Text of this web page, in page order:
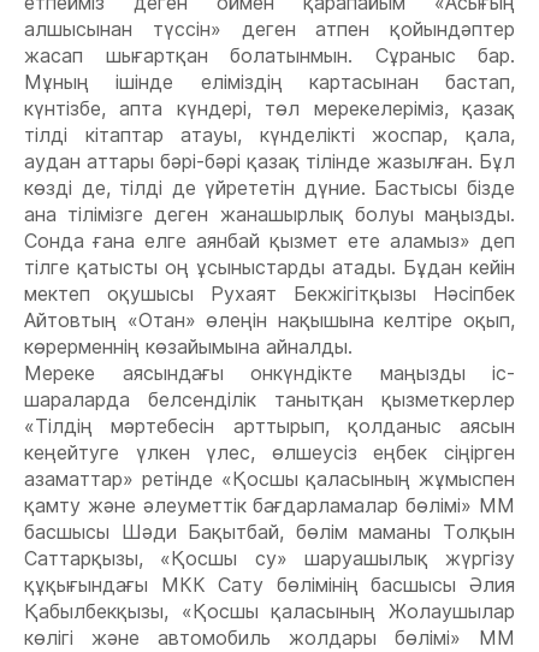
алшысынан түссін» деген атпен қойындәптер
жасап шығартқан болатынмын. Сұраныс бар.
Мұның ішінде еліміздің картасынан бастап,
күнтізбе, апта күндері, төл мерекелеріміз, қазақ
тілді кітаптар атауы, күнделікті жоспар, қала,
аудан аттары бәрі-бәрі қазақ тілінде жазылған. Бұл
көзді де, тілді де үйрететін дүние. Бастысы бізде
ана тілімізге деген жанашырлық болуы маңызды.
Сонда ғана елге аянбай қызмет ете аламыз» деп
тілге қатысты оң ұсыныстарды атады. Бұдан кейін
мектеп оқушысы Рухаят Бекжігітқызы Нәсіпбек
Айтовтың «Отан» өлеңін нақышына келтіре оқып,
көрерменнің көзайымына айналды.
Мереке аясындағы онкүндікте маңызды іс-
шараларда белсенділік танытқан қызметкерлер
«Тілдің мәртебесін арттырып, қолданыс аясын
кеңейтуге үлкен үлес, өлшеусіз еңбек сіңірген
азаматтар» ретінде «Қосшы қаласының жұмыспен
қамту және әлеуметтік бағдарламалар бөлімі» ММ
басшысы Шәди Бақытбай, бөлім маманы Толқын
Саттарқызы, «Қосшы су» шаруашылық жүргізу
құқығындағы МКК Сату бөлімінің басшысы Әлия
Қабылбекқызы, «Қосшы қаласының Жолаушылар
көлігі және автомобиль жолдары бөлімі» ММ